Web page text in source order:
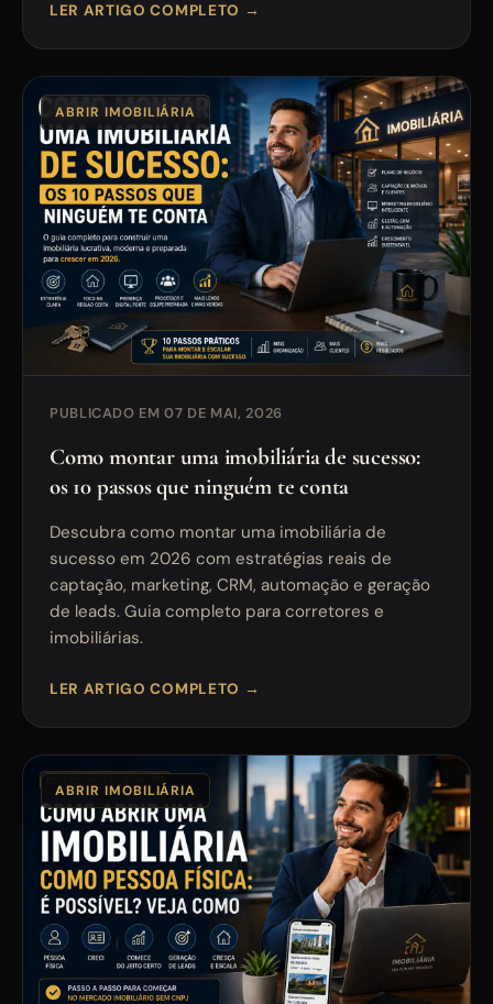
LER ARTIGO COMPLETO →
ABRIR IMOBILIÁRIA
PUBLICADO EM 07 DE MAI, 2026
Como montar uma imobiliária de sucesso:
os 10 passos que ninguém te conta
Descubra como montar uma imobiliária de
sucesso em 2026 com estratégias reais de
captação, marketing, CRM, automação e geração
de leads. Guia completo para corretores e
imobiliárias.
LER ARTIGO COMPLETO →
ABRIR IMOBILIÁRIA